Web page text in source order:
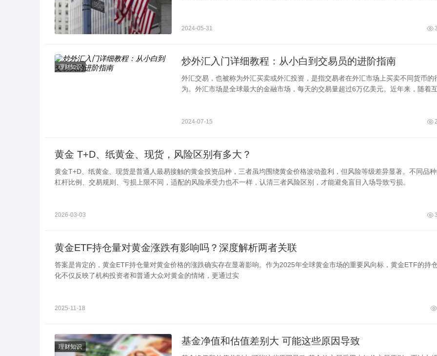
2024-05-31
理财知识
炒外汇入门详细教程：从小白到交易员的进阶指南
外汇交易，也被称为外汇买卖或外汇投资，是指交易者在外汇市场上买卖不同货币的
为。外汇市场是全球最大的金融市场，每天的交易量超过6万亿美元。近年来，随着互
2024-07-15
黄金 T+D、纸黄金、现货，风险区别有多大？
黄金T+D、纸黄金、现货是普通人最易接触的黄金投资品种，三者虽均围绕黄金价格波动盈利，但风险等级差异显著。不同品
杠杆比例、交易规则、亏损上限不同，适配的风险承受力也不一样，认清三者风险区别，才能避免盲目入场导致亏损。
2026-03-03
黄金ETF持仓量对黄金涨跌有影响吗？深度解析两者关联
答案是肯定的，黄金ETF持仓量对黄金价格的涨跌确实存在显著影响。作为2025年全球黄金市场的重要风向标，黄金ETF的持
化不仅反映了机构投资者和普通大众对黄金的情绪，更通过实
2025-11-18
理财知识
基金净值和估值差别大 可能这些原因导致